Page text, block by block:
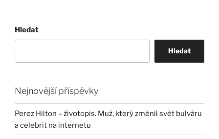
Hledat
Hledat
Nejnovější příspěvky
Perez Hilton – životopis. Muž, který změnil svět bulváru
a celebrit na internetu